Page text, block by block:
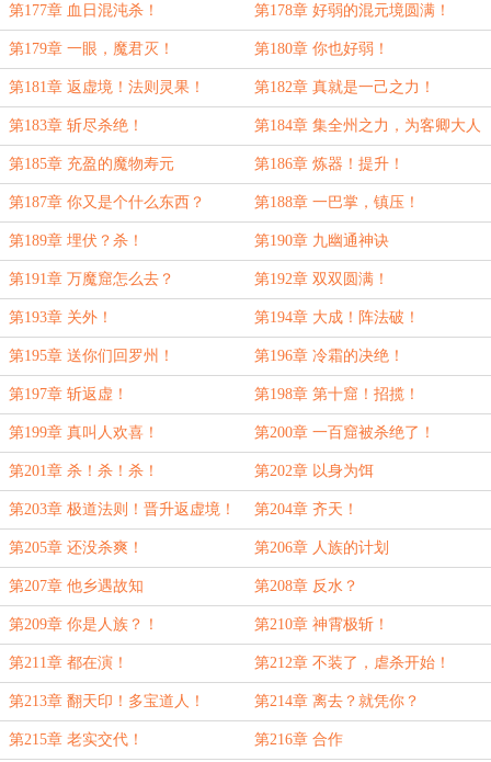
第177章 血日混沌杀！ 第178章 好弱的混元境圆满！
第179章 一眼，魔君灭！ 第180章 你也好弱！
第181章 返虚境！法则灵果！ 第182章 真就是一己之力！
第183章 斩尽杀绝！ 第184章 集全州之力，为客卿大人
炼器！
第185章 充盈的魔物寿元 第186章 炼器！提升！
第187章 你又是个什么东西？ 第188章 一巴掌，镇压！
第189章 埋伏？杀！ 第190章 九幽通神诀
第191章 万魔窟怎么去？ 第192章 双双圆满！
第193章 关外！ 第194章 大成！阵法破！
第195章 送你们回罗州！ 第196章 冷霜的决绝！
第197章 斩返虚！ 第198章 第十窟！招揽！
第199章 真叫人欢喜！ 第200章 一百窟被杀绝了！
第201章 杀！杀！杀！ 第202章 以身为饵
第203章 极道法则！晋升返虚境！ 第204章 齐天！
第205章 还没杀爽！ 第206章 人族的计划
第207章 他乡遇故知 第208章 反水？
第209章 你是人族？！ 第210章 神霄极斩！
第211章 都在演！ 第212章 不装了，虐杀开始！
第213章 翻天印！多宝道人！ 第214章 离去？就凭你？
第215章 老实交代！ 第216章 合作